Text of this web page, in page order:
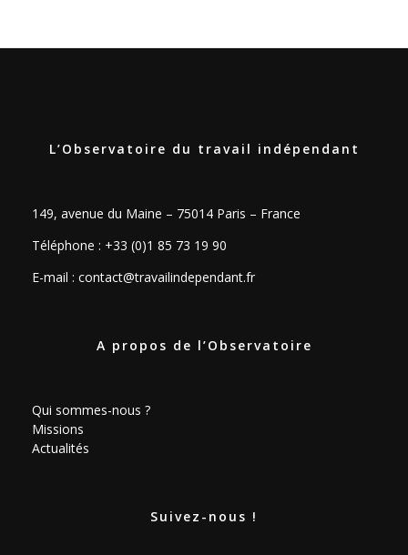
L’Observatoire du travail indépendant
149, avenue du Maine – 75014 Paris – France
Téléphone : +33 (0)1 85 73 19 90
E-mail : contact@travailindependant.fr
A propos de l’Observatoire
Qui sommes-nous ?
Missions
Actualités
Suivez-nous !